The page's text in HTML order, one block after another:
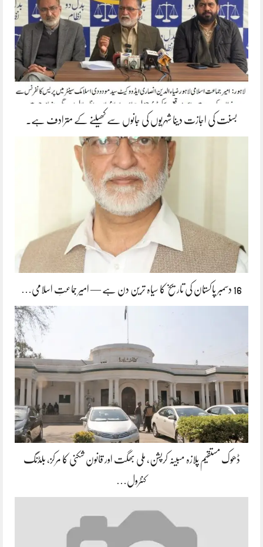
بسنت کی اجازت دینا شہریوں کی جانوں سے کھیلنے کے مترادف ہے۔
16 دسمبر پاکستان کی تاریخ کا سیاہ ترین دن ہے — امیر جماعتِ اسلامی…
ڈھوک مستقیم پلازہ مبینہ کرپشن، ملی بھگت اور قانون شکنی کا مرکز، بلڈنگ
کنٹرول…